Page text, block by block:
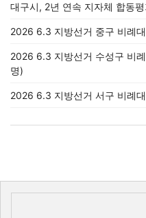
대구시, 2년 연속 지자체 합동
2026 6.3 지방선거 중구 비례
2026 6.3 지방선거 수성구 비
명)
2026 6.3 지방선거 서구 비례